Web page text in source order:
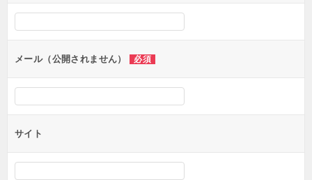
メール（公開されません） 必須
サイト